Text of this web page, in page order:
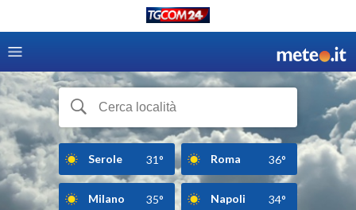
Serole 31° Roma 36°
Milano 35° Napoli 34°